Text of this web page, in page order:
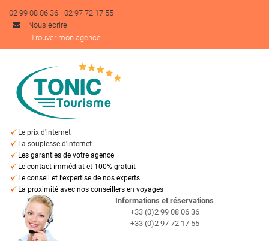
02 99 08 06 36 - 02 97 72 17 55
Nous écrire
Trouver mon agence
Le prix d'internet
La souplesse d'internet
Les garanties de votre agence
Le contact immédiat et 100% gratuit
Le conseil et l’expertise de nos experts
La proximité avec nos conseillers en voyages
Informations et réservations
+33 (0)2 99 08 06 36
+33 (0)2 97 72 17 55